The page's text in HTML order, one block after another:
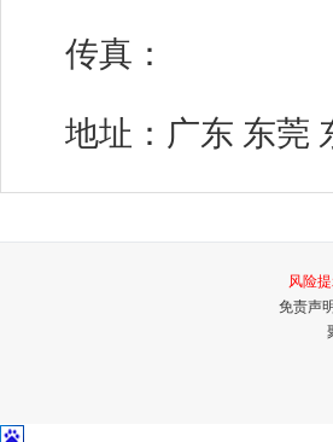
传真：
地址：广东 东莞
风险
免责声